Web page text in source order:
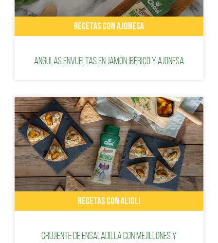
RECETAS CON AJONESA
Angulas envueltas en jamón ibérico y ajonesa
RECETAS CON ALIOLI
Crujiente de ensaladilla con mejillones y